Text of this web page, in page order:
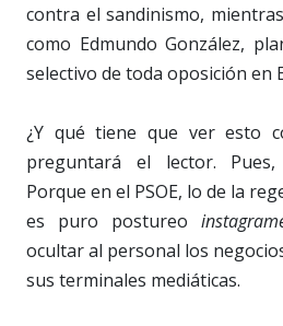
contra el sandinismo,
como Edmundo González,
selectivo de toda oposición en
¿Y qué tiene que ver esto
preguntará el lector. Pues,
Porque en el PSOE, lo de la
es puro postureo
ocultar al personal los
sus terminales mediáticas.